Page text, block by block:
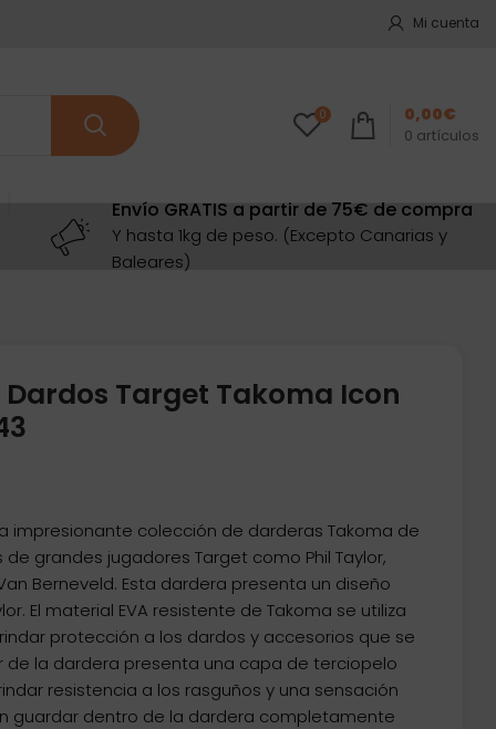
Mi cuenta
0
0 artículos
0,00€
Envío GRATIS a partir de 75€ de compra
Y hasta 1kg de peso. (Excepto Canarias y
Baleares)
Target Takoma Icon
impresionante colección de darderas Takoma de
grandes jugadores Target como Phil Taylor,
Berneveld. Esta dardera presenta un diseño
El material EVA resistente de Takoma se utiliza
protección a los dardos y accesorios que se
de la dardera presenta una capa de terciopelo
resistencia a los rasguños y una sensación
guardar dentro de la dardera completamente